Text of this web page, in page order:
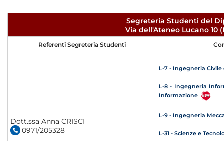
Segreteria Studenti del
Via dell'Ateneo Lucano 10
Referenti Segreteria Studenti
Dott.ssa Anna CRISCI
0971/205328
L-7 - Ingegneria
L-8 - Ingegneria
Informazione
L-9 - Ingegneria
L-31 - Scienze e